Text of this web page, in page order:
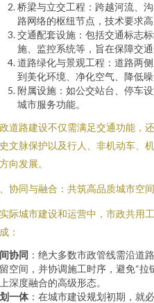
桥梁与立交工程：跨越河流、
路网络的枢纽节点，技术要求
交通配套设施：包括交通标志
施、监控系统等，旨在保障交通
道路绿化与景观工程：道路两
到美化环境、净化空气、降低噪
附属设施：如公交站台、停车
城市服务功能。
道路建设不仅需满足交通功能，
文脉保护以及行人、非机动车、
向发展。
协同与融合：共筑高品质城市空间
际城市建设和运营中，市政共用
：
协同 ：绝大多数市政管线需沿道
空间，并协调施工时序，避免“
深度融合的高级形态。
一体：在城市建设规划初期，就